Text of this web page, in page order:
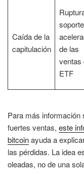
Caída de la
capitulación
de las
ventas
ETF
Para más
fuertes ventas, este
bitcoinayuda a
las pérdidas. La idea
oleadas, no de una